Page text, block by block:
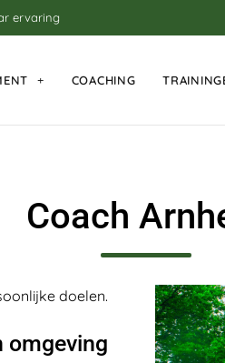
ervaring
COACHING
Coach
doelen.
omgeving